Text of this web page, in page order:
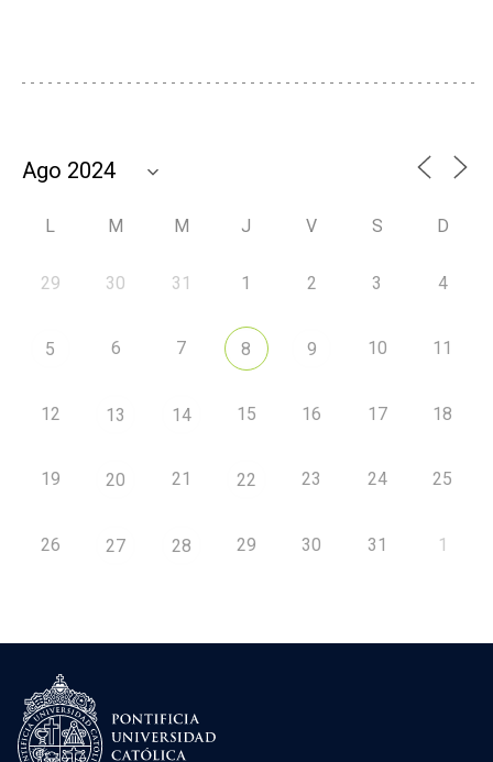
L M M J V S D
29 30 31 1 2 3 4
5 6 7 8 9 10 11
12 13 14 15 16 17 18
19 20 21 22 23 24 25
26 27 28 29 30 31 1